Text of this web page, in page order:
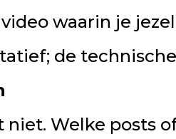
waarin je
de
Welke posts